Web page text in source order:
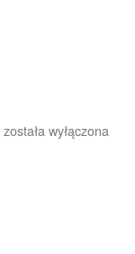
10.
została wyłączona